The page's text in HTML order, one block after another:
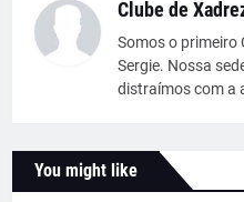
Clube de
Somos o primeiro
Sergie. Nossa
distraímos com a
You might like